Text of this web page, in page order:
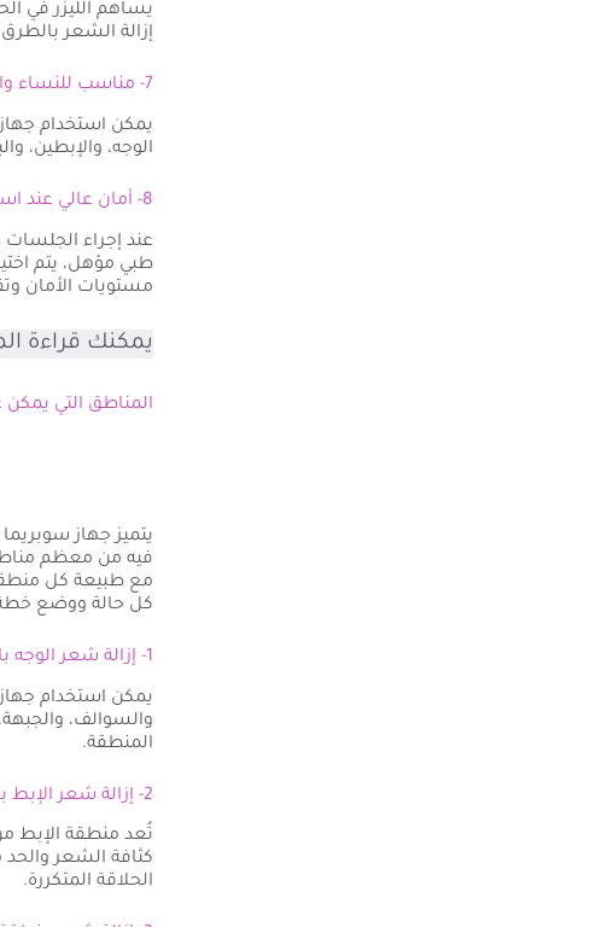
يساهم الليزر في
إزالة الشعر
7- مناسب للنساء والرجال
يمكن استخدام
الوجه، والإبطين،
8- أمان عالي عند استخدامه بواسطة مختصين
عند إجراء الجلسات
طبي مؤهل، يتم
مستويات الأمان
يمكنك قراءة
المناطق التي يمكن
فيه من معظم
مع طبيعة كل منطقة
كل حالة ووضع
1- إزالة شعر الوجه بالليزر في الغردقة
يمكن استخدام جهاز
والسوالف،
المنطقة.
2- إزالة شعر الإبط بالليزر في الغردقة
تُعد منطقة الإبط
كثافة الشعر
الحلاقة المتكررة.